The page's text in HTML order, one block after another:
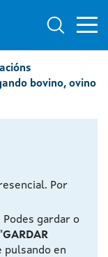
Galicia
bovino, ovino
Por
gardar o
GARDAR
pulsando en